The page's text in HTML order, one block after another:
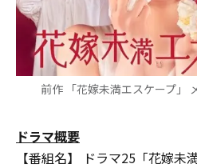
前作 「花嫁未満エスケープ」
ドラマ概要
【番組名】 ドラマ25「花嫁未